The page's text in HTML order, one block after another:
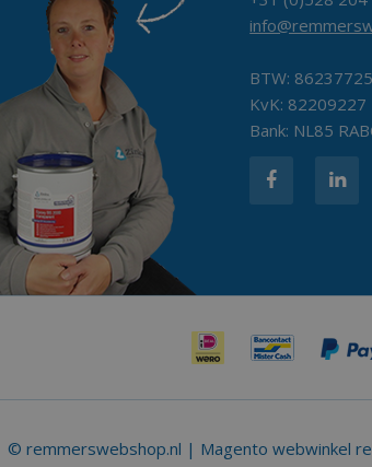
BTW:
KvK: 82209227
Bank: NL85
© remmerswebshop.nl | Magento webwinkel